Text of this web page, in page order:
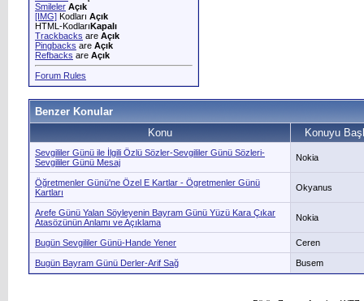
Smileler Açık
[IMG] Kodları Açık
HTML-KodlarıKapalı
Trackbacks are Açık
Pingbacks are Açık
Refbacks are Açık
Forum Rules
Benzer Konular
Konu
Konuyu
Sevgililer Günü ile İlgili Özlü Sözler-Sevgililer Günü Sözleri-
Sevgililer Günü Mesaj
Nokia
Öğretmenler Günü'ne Özel E Kartlar - Ögretmenler Günü
Kartları
Okyanus
Arefe Günü Yalan Söyleyenin Bayram Günü Yüzü Kara Çıkar
Atasözünün Anlamı ve Açıklama
Nokia
Bugün Sevgililer Günü-Hande Yener Ceren
Bugün Bayram Günü Derler-Arif Sağ Busem